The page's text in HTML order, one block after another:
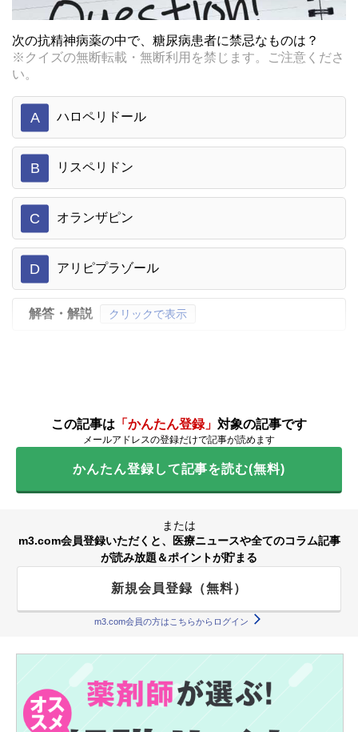
次の抗精神病薬の中で、糖尿病患者に禁忌なものは？
※クイズの無断転載・無断利用を禁じます。ご注意くださ
い。
A ハロペリドール
B リスペリドン
C オランザピン
D アリピプラゾール
解答・解説 クリックで表示
この記事は 「かんたん登録」 対象の記事です
メールアドレスの登録だけで記事が読めます
かんたん登録して記事を読む(無料)
または
m3.com会員登録いただくと、医療ニュースや全てのコラム記事
が読み放題＆ポイントが貯まる
新規会員登録（無料）
m3.com会員の方はこちらからログイン